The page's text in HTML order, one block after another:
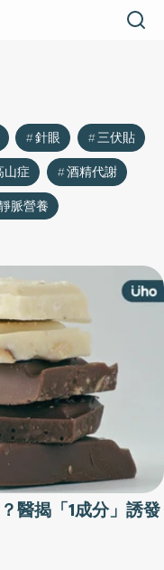
針眼
三伏貼
山症
酒精代謝
脈營養
醫揭「1成分」誘發